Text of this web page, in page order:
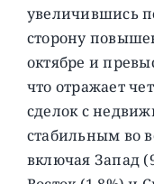
увеличившись
сторону
октябре и
что отражает
сделок с
стабильным во
включая Запад